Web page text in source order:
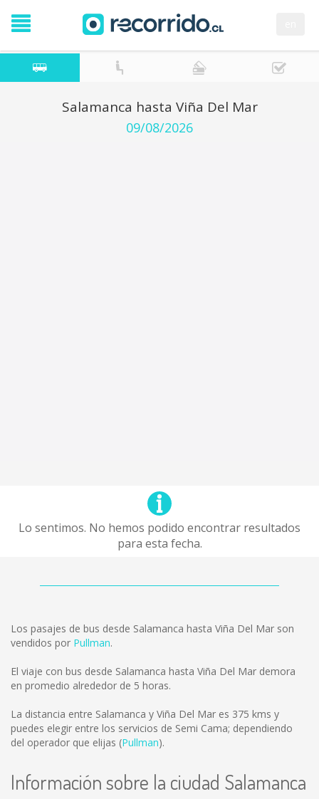
Salamanca hasta Viña Del Mar
09/08/2026
Lo sentimos. No hemos podido encontrar resultados
para esta fecha.
Los pasajes de bus desde Salamanca hasta Viña Del Mar son
vendidos por Pullman.
El viaje con bus desde Salamanca hasta Viña Del Mar demora
en promedio alrededor de 5 horas.
La distancia entre Salamanca y Viña Del Mar es 375 kms y
puedes elegir entre los servicios de Semi Cama; dependiendo
del operador que elijas (Pullman).
Información sobre la ciudad Salamanca